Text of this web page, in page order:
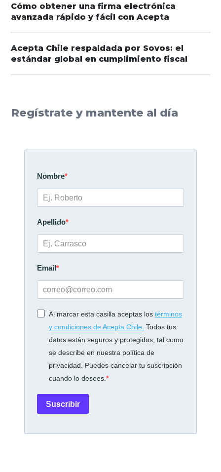
Cómo obtener una firma electrónica
avanzada rápido y fácil con Acepta
Acepta Chile respaldada por Sovos: el
estándar global en cumplimiento fiscal
Regístrate y mantente al día
Nombre
Apellido
Email
Al marcar esta casilla aceptas los términos
y condiciones de Acepta Chile. Todos tus
datos están seguros y protegidos, tal como
se describe en nuestra política de
privacidad. Puedes cancelar tu suscripción
cuando lo desees.
Suscribir